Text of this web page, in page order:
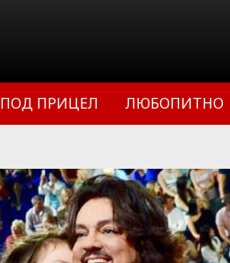
ПОД ПРИЦЕЛ ЛЮБОПИТНО